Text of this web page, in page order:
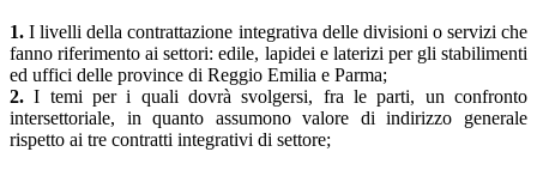
1. I livelli della contrattazione integrativa delle divisioni o servizi che
fanno riferimento ai settori: edile, lapidei e laterizi per gli stabilimenti
ed uffici delle province di Reggio Emilia e Parma;
2. I temi per i quali dovrà svolgersi, fra le parti, un confronto
intersettoriale, in quanto assumono valore di indirizzo generale
rispetto ai tre contratti integrativi di settore;